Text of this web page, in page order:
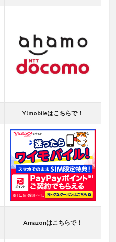
Y!mobileはこちらで！
Amazonはこちらで！